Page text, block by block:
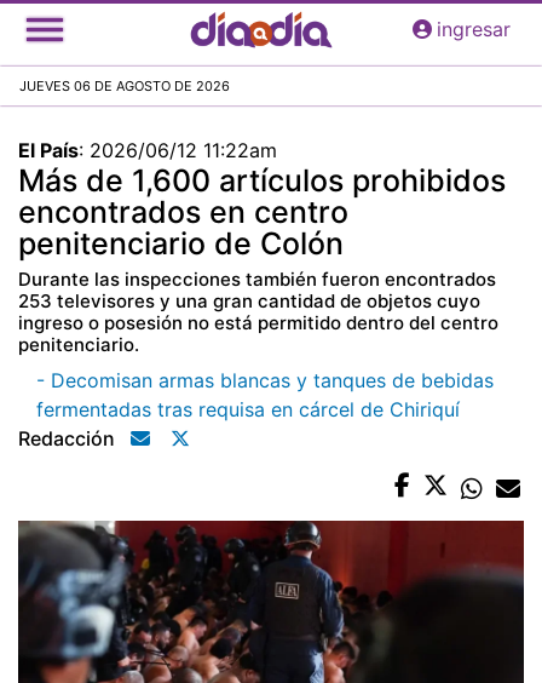
Pasar
al
principal
ingresar
JUEVES 06 DE AGOSTO DE 2026
El País: 2026/06/12 11:22am
Más de 1,600 artículos prohibidos
encontrados en centro
penitenciario de Colón
Durante las inspecciones también fueron encontrados
253 televisores y una gran cantidad de objetos cuyo
ingreso o posesión no está permitido dentro del centro
penitenciario.
- Decomisan armas blancas y tanques de bebidas
fermentadas tras requisa en cárcel de Chiriquí
Redacción